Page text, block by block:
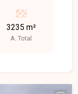
3235 m²
A. Total